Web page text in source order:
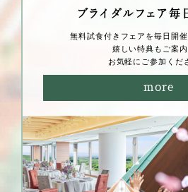
ブライダルフェア毎
無料試⾷付きフェアを毎⽇開催
嬉しい特典もご案内
お気軽にご参加くだ
more